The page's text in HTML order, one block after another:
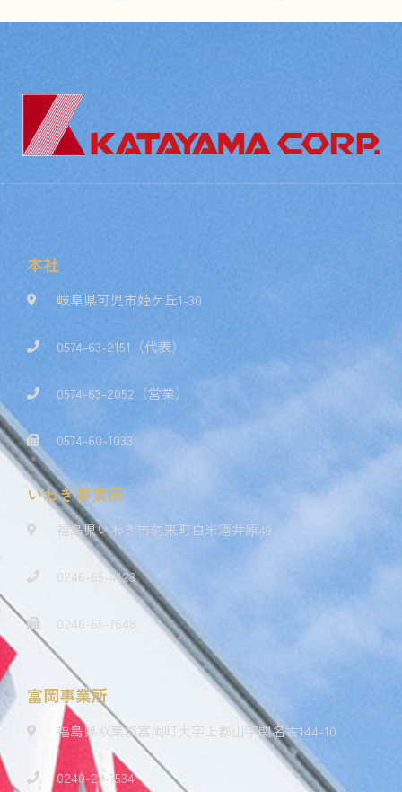
本社
岐阜県可児市姫ケ丘1-30
0574-63-2151（代表）
0574-63-2052（営業）
0574-60-1033
いわき事業所
福島県いわき市勿来町白米酒井原49
0246-65-4123
0246-65-7648
富岡事業所
福島県双葉郡富岡町大字上郡山字関名古144-10
0240-23-7534